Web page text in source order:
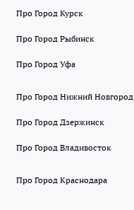
Про Город Курск
Про Город Рыбинск
Про Город Уфа
Про Город Нижний Новгород
Про Город Дзержинск
Про Город Владивосток
Про Город Краснодара